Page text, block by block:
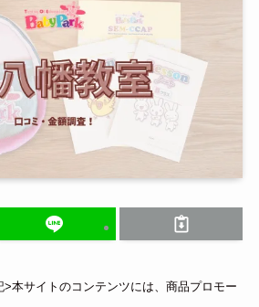
本サイトのコンテンツには、商品プロモー